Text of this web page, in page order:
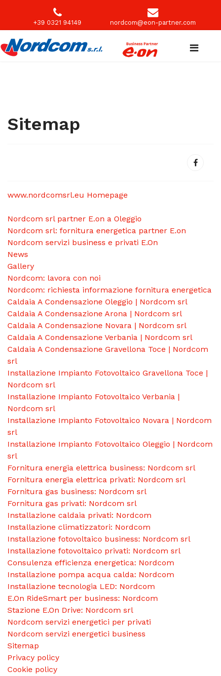
+39 0321 94149 nordcom@eon-partner.com
Sitemap
www.nordcomsrl.eu Homepage
Nordcom srl partner E.on a Oleggio
Nordcom srl: fornitura energetica partner E.on
Nordcom servizi business e privati E.On
News
Gallery
Nordcom: lavora con noi
Nordcom: richiesta informazione fornitura energetica
Caldaia A Condensazione Oleggio | Nordcom srl
Caldaia A Condensazione Arona | Nordcom srl
Caldaia A Condensazione Novara | Nordcom srl
Caldaia A Condensazione Verbania | Nordcom srl
Caldaia A Condensazione Gravellona Toce | Nordcom
srl
Installazione Impianto Fotovoltaico Gravellona Toce |
Nordcom srl
Installazione Impianto Fotovoltaico Verbania |
Nordcom srl
Installazione Impianto Fotovoltaico Novara | Nordcom
srl
Installazione Impianto Fotovoltaico Oleggio | Nordcom
srl
Fornitura energia elettrica business: Nordcom srl
Fornitura energia elettrica privati: Nordcom srl
Fornitura gas business: Nordcom srl
Fornitura gas privati: Nordcom srl
Installazione caldaia privati: Nordcom
Installazione climatizzatori: Nordcom
Installazione fotovoltaico business: Nordcom srl
Installazione fotovoltaico privati: Nordcom srl
Consulenza efficienza energetica: Nordcom
Installazione pompa acqua calda: Nordcom
Installazione tecnologia LED: Nordcom
E.On RideSmart per business: Nordcom
Stazione E.On Drive: Nordcom srl
Nordcom servizi energetici per privati
Nordcom servizi energetici business
Sitemap
Privacy policy
Cookie policy